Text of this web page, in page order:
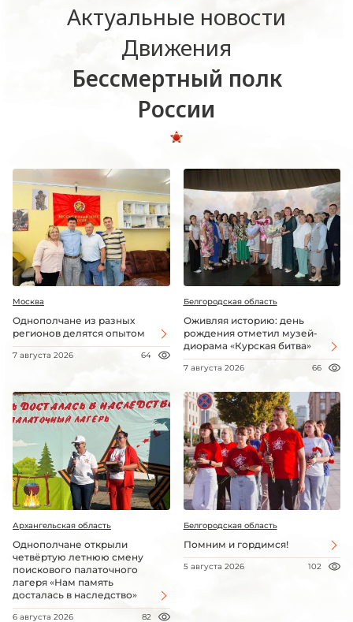
Актуальные новости
Движения
Бессмертный полк
России
Москва
Однополчане из разных
регионов делятся опытом
7 августа 2026 64
Белгородская область
Оживляя историю: день
рождения отметил музей-
диорама «Курская битва»
7 августа 2026 66
Архангельская область
Однополчане открыли
четвёртую летнюю смену
поискового палаточного
лагеря «Нам память
досталась в наследство»
6 августа 2026 82
Белгородская область
Помним и гордимся!
5 августа 2026 102